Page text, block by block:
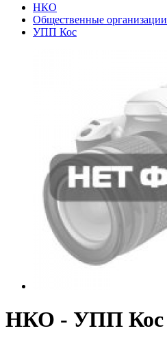
НКО
Общественные организации
УПП Кос
НКО - УПП Кос